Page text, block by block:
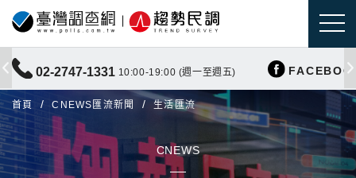
02-2747-1331 10:00-19:00 (週一至週五)
首頁 CNEWS匯流新聞 生活匯流
CNEWS